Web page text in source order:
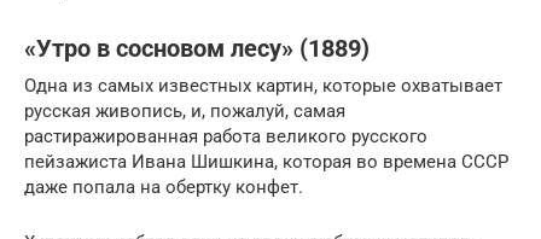
«Утро в сосновом лесу» (1889)
Одна из самых известных картин, которые охватывает
русская живопись, и, пожалуй, самая
растиражированная работа великого русского
пейзажиста Ивана Шишкина, которая во времена СССР
даже попала на обертку конфет.